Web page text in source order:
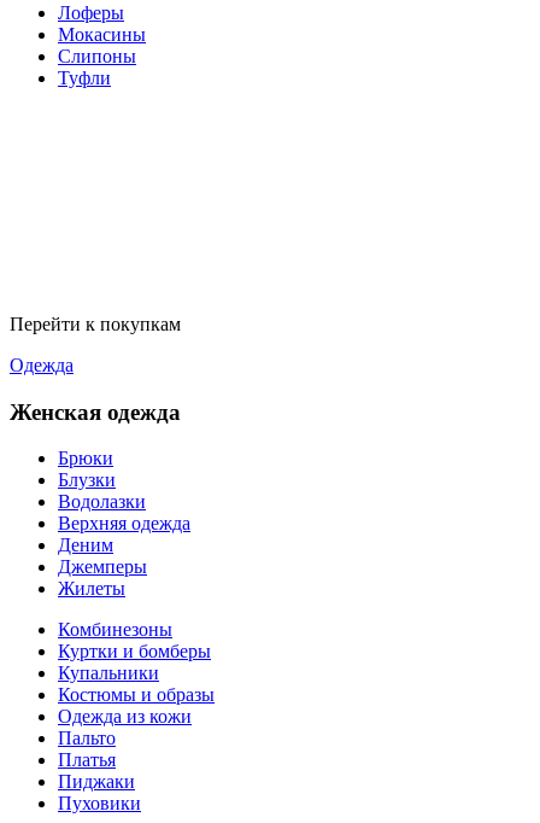
Лоферы
Мокасины
Слипоны
Туфли
Перейти к покупкам
Одежда
Женская одежда
Брюки
Блузки
Водолазки
Верхняя одежда
Деним
Джемперы
Жилеты
Комбинезоны
Куртки и бомберы
Купальники
Костюмы и образы
Одежда из кожи
Пальто
Платья
Пиджаки
Пуховики